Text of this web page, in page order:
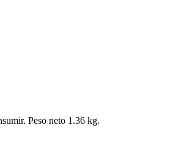
Peso neto 1.36 kg.